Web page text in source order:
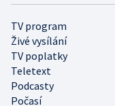
TV program
Živé vysílání
TV poplatky
Teletext
Podcasty
Počasí